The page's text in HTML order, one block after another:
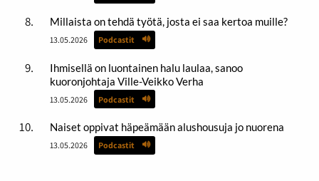
Millaista on tehdä työtä, josta ei saa kertoa muille?
13.05.2026 Podcastit
Ihmisellä on luontainen halu laulaa, sanoo
kuoronjohtaja Ville-Veikko Verha
13.05.2026 Podcastit
Naiset oppivat häpeämään alushousuja jo nuorena
13.05.2026 Podcastit